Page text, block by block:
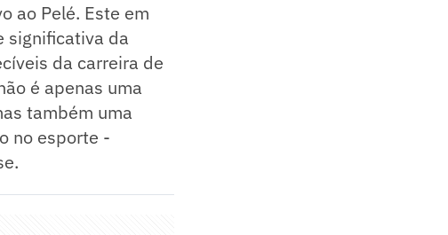
ao Pelé. Este em
significativa da
da carreira de
é apenas uma
também uma
no esporte -